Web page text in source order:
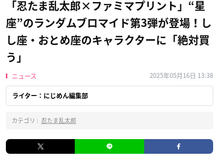
「忍たま乱太郎×ファミマプリント」“星
座”のランダムブロマイド第3弾が登場！し
し座・おとめ座のキャラクターに「絶対買
う」
ニュース 2025年05月16日 13:38
ライター：にじめん編集部
カテゴリ : 忍たま乱太郎